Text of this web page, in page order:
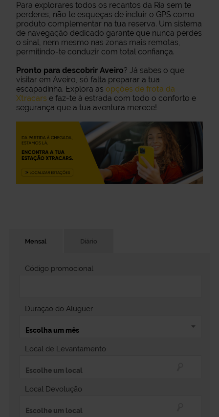
Mensal Diário
Local de Levantamento
Local Devolução
Duração do Aluguer
Código promocional
Para explorares todos os recantos da Ria sem te
perderes, não te esqueças de incluir o GPS como
produto complementar na tua reserva. Um sistema
de navegação dedicado garante que nunca perdes
o sinal, nem mesmo nas zonas mais remotas,
permitindo-te conduzir com total confiança.
Pronto para descobrir Aveiro? Já sabes o que
visitar em Aveiro, só falta preparar a tua
escapadinha. Explora as opções de frota da
Xtracars e faz-te à estrada com todo o conforto e
segurança que a tua aventura merece!